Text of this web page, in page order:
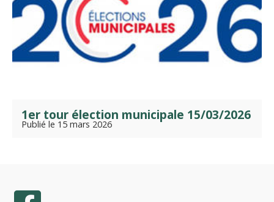
1er tour élection municipale 15/03/2026
Publié le 15 mars 2026